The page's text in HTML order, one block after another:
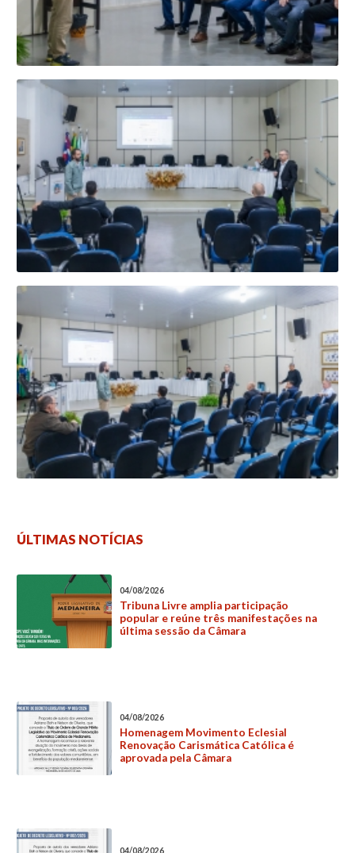
ÚLTIMAS NOTÍCIAS
04/08/2026
Tribuna Livre amplia participação
popular e reúne três manifestações na
última sessão da Câmara
04/08/2026
Homenagem Movimento Eclesial
Renovação Carismática Católica é
aprovada pela Câmara
04/08/2026